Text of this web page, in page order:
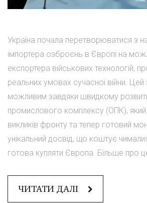
Україна почала перетворюватися з
імпортера озброєнь в Європі на
експортера військових технологій,
реальних умовах сучасної війни. Цей
можливим завдяки швидкому
промислового комплексу (ОПК),
викликів фронту та тепер готовий
унікальний досвід, що коштує
готова купляти Європа. Більше про
ЧИТАТИ ДАЛІ